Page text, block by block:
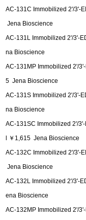
AC-131C Immobilized 2'/3'-
Jena Bioscience
AC-131L Immobilized 2'/3'-
na Bioscience
AC-131MP Immobilized 2'/
5 Jena Bioscience
AC-131S Immobilized 2'/3'-
na Bioscience
AC-131SC Immobilized 2'/
l ￥1,615 Jena Bioscience
AC-132C Immobilized 2'/3'-
Jena Bioscience
AC-132L Immobilized 2'/3'-
ena Bioscience
AC-132MP Immobilized 2'/